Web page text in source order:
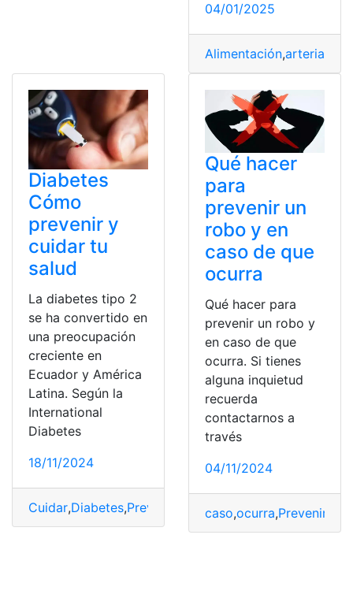
04/01/2025
Alimentación,arterias
Diabetes
Cómo
prevenir y
cuidar tu
salud
La diabetes tipo 2
se ha convertido en
una preocupación
creciente en
Ecuador y América
Latina. Según la
International
Diabetes
18/11/2024
Cuidar,Diabetes,Prevenir Salud
Qué hacer
para
prevenir un
robo y en
caso de que
ocurra
Qué hacer para
prevenir un robo y
en caso de que
ocurra. Si tienes
alguna inquietud
recuerda
contactarnos a
través
04/11/2024
caso,ocurra,Prevenir